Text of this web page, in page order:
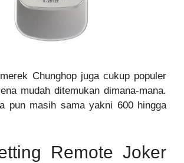
Chunghop juga cukup populer
mudah ditemukan dimana-mana.
pun masih sama yakni 600 hingga
Remote Joker